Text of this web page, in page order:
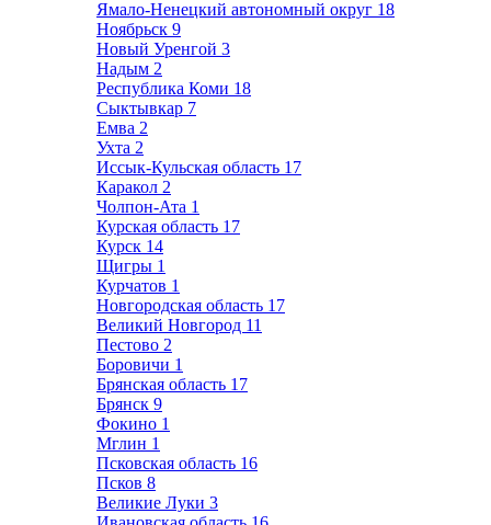
Ямало-Ненецкий автономный округ 18
Ноябрьск 9
Новый Уренгой 3
Надым 2
Республика Коми 18
Сыктывкар 7
Емва 2
Ухта 2
Иссык-Кульская область 17
Каракол 2
Чолпон-Ата 1
Курская область 17
Курск 14
Щигры 1
Курчатов 1
Новгородская область 17
Великий Новгород 11
Пестово 2
Боровичи 1
Брянская область 17
Брянск 9
Фокино 1
Мглин 1
Псковская область 16
Псков 8
Великие Луки 3